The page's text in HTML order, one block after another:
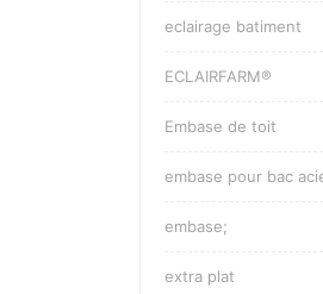
eclairage batiment
ECLAIRFARM®
Embase de toit
embase pour bac
embase;
extra plat